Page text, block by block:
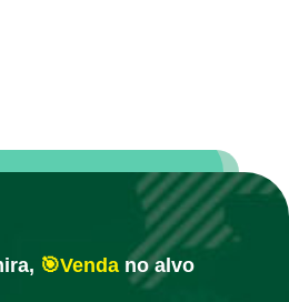
🎯Vendano alvo